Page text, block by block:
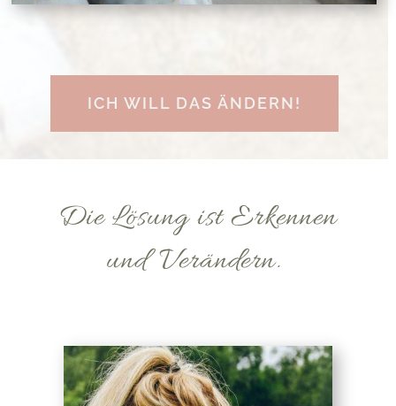
ICH WILL DAS ÄNDERN!
Die Lösung ist Erkennen
und Verändern.